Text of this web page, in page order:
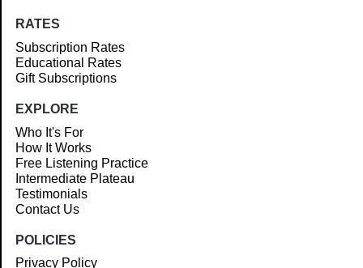
RATES
Subscription Rates
Educational Rates
Gift Subscriptions
EXPLORE
Who It's For
How It Works
Free Listening Practice
Intermediate Plateau
Testimonials
Contact Us
POLICIES
Privacy Policy